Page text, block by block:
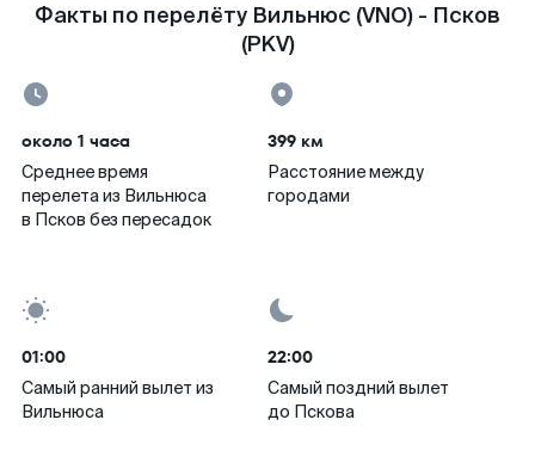
Факты по перелёту Вильнюс (VNO) - Псков
(PKV)
около 1 часа
Среднее время
перелета из Вильнюса
в Псков без пересадок
399 км
Расстояние между
городами
01:00
Самый ранний вылет из
Вильнюса
22:00
Самый поздний вылет
до Пскова